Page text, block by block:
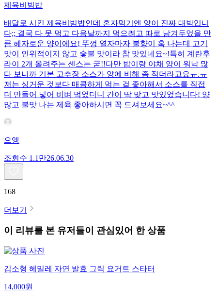
제육비빔밥
배달로 시킨 제육비빔밥인데 혼자먹기엔 양이 진짜 대박입니
다;; 결국 다 못 먹고 다음날까지 먹으려고 따로 남겨두었을 만
큼 혜자로운 양이에요! 뚜껑 열자마자 불향이 훅 나는데 고기
맛이 인위적이지 않고 숯불 맛이라 참 맛있네요~!특히 계란후
라이 2개 올려주는 센스는 굳!! ​다만 밥이랑 야채 양이 워낙 많
다 보니까 기본 고추장 소스가 양에 비해 좀 적더라고요ㅠ.ㅠ
저는 싱거운 것보다 매콤하게 먹는 걸 좋아해서 소스를 직접
더 만들어 넣어 비벼 먹었더니 간이 딱 맞고 맛있었습니다! 양
많고 불맛 나는 제육 좋아하시면 꼭 드셔보세요~^^
으앵
조회수 1.1만26.06.30
168
더보기
이 리뷰를 본 유저들이 관심있어 한 상품
김소형 헤밀레 자연 발효 그릭 요거트 스타터
14,000원